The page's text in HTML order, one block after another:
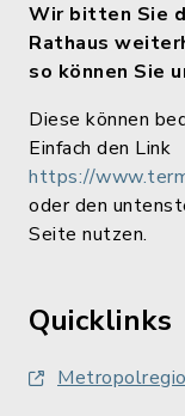
Wir bitten Sie
Rathaus
so können Sie
Diese können
Einfach den Link
https://
oder den
Seite nutzen.
Quicklinks